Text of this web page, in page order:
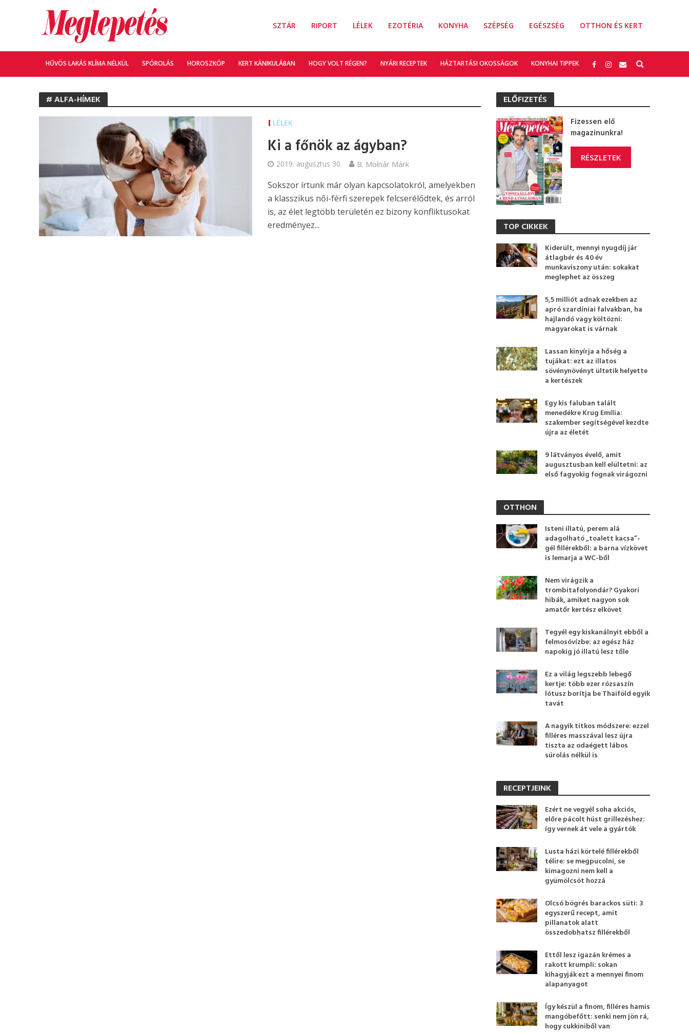
SZTÁR RIPORT LÉLEK EZOTÉRIA KONYHA SZÉPSÉG EGÉSZSÉG OTTHON ÉS KERT
HŰVÖS LAKÁS KLÍMA NÉLKÜL SPÓROLÁS HOROSZKÓP KERT KÁNIKULÁBAN HOGY VOLT RÉGEN? NYÁRI RECEPTEK HÁZTARTÁSI OKOSSÁGOK KONYHAI TIPPEK
# ALFA-HÍMEK
LÉLEK
Ki a főnök az ágyban?
2019. augusztus 30. B. Molnár Márk
Sokszor írtunk már olyan kapcsolatokról, amelyekben
a klasszikus női-férfi szerepek felcserélődtek, és arról
is, az élet legtöbb területén ez bizony konfliktusokat
eredményez...
ELŐFIZETÉS
Fizessen elő
magazinunkra!
RÉSZLETEK
TOP CIKKEK
Kiderült, mennyi nyugdíj jár
átlagbér és 40 év
munkaviszony után: sokakat
meglephet az összeg
5,5 milliót adnak ezekben az
apró szardíniai falvakban, ha
hajlandó vagy költözni:
magyarokat is várnak
Lassan kinyírja a hőség a
tujákat: ezt az illatos
sövénynövényt ültetik helyette
a kertészek
Egy kis faluban talált
menedékre Krug Emília:
szakember segítségével kezdte
újra az életét
9 látványos évelő, amit
augusztusban kell elültetni: az
első fagyokig fognak virágozni
OTTHON
Isteni illatú, perem alá
adagolható „toalett kacsa”-
gél fillérekből: a barna vízkövet
is lemarja a WC-ből
Nem virágzik a
trombitafolyondár? Gyakori
hibák, amiket nagyon sok
amatőr kertész elkövet
Tegyél egy kiskanálnyit ebből a
felmosóvízbe: az egész ház
napokig jó illatú lesz tőle
Ez a világ legszebb lebegő
kertje: több ezer rózsaszín
lótusz borítja be Thaiföld egyik
tavát
A nagyik titkos módszere: ezzel
filléres masszával lesz újra
tiszta az odaégett lábos
súrolás nélkül is
RECEPTJEINK
Ezért ne vegyél soha akciós,
előre pácolt húst grillezéshez:
így vernek át vele a gyártók
Lusta házi körtelé fillérekből
télire: se megpucolni, se
kimagozni nem kell a
gyümölcsöt hozzá
Olcsó bögrés barackos süti: 3
egyszerű recept, amit
pillanatok alatt
összedobhatsz fillérekből
Ettől lesz igazán krémes a
rakott krumpli: sokan
kihagyják ezt a mennyei finom
alapanyagot
Így készül a finom, filléres hamis
mangóbefőtt: senki nem jön rá,
hogy cukkiniből van